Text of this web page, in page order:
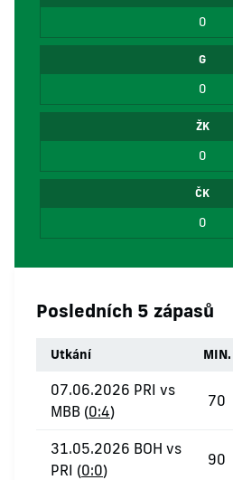
0
G
0
ŽK
0
ČK
0
Posledních 5 zápasů
Utkání MIN.
07.06.2026 PRI vs
MBB (0:4)
70
31.05.2026 BOH vs
PRI (0:0)
90